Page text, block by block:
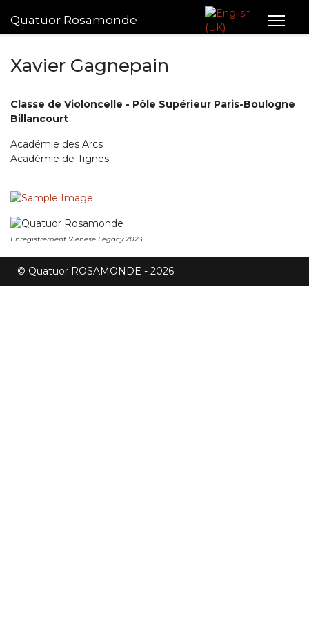
Quatuor Rosamonde
Sélectionnez votre
Xavier Gagnepain
Classe de Violoncelle - Pôle Supérieur Paris-Boulogne
Billancourt
Académie des Arcs
Académie de Tignes
Enregistrement Vienese Legacy 2023
© Quatuor ROSAMONDE - 2026